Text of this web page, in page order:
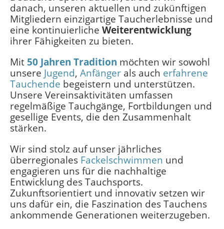
danach, unseren aktuellen und zukünftigen
Mitgliedern einzigartige Taucherlebnisse und
eine kontinuierliche Weiterentwicklung
ihrer Fähigkeiten zu bieten.
Mit 50 Jahren Tradition möchten wir sowohl
unsere Jugend, Anfänger als auch erfahrene
Tauchende begeistern und unterstützen.
Unsere Vereinsaktivitäten umfassen
regelmäßige Tauchgänge, Fortbildungen und
gesellige Events, die den Zusammenhalt
stärken.
Wir sind stolz auf unser jährliches
überregionales Fackelschwimmen und
engagieren uns für die nachhaltige
Entwicklung des Tauchsports.
Zukunftsorientiert und innovativ setzen wir
uns dafür ein, die Faszination des Tauchens
ankommende Generationen weiterzugeben.